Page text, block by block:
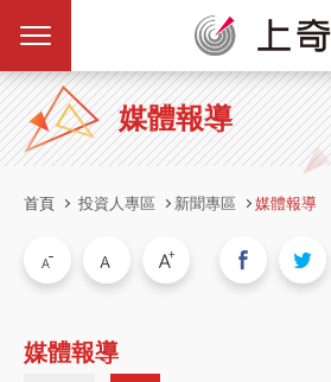
媒體報導
首頁 投資人專區 新聞專區 媒體報導
媒體報導